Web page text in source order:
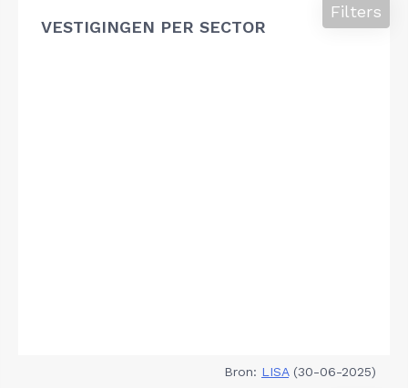
VESTIGINGEN PER SECTOR
Filters
Bron: LISA(30-06-2025)